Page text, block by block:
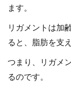
ます。
リガメントは加
ると、脂肪を支
つまり、リガメ
るのです。